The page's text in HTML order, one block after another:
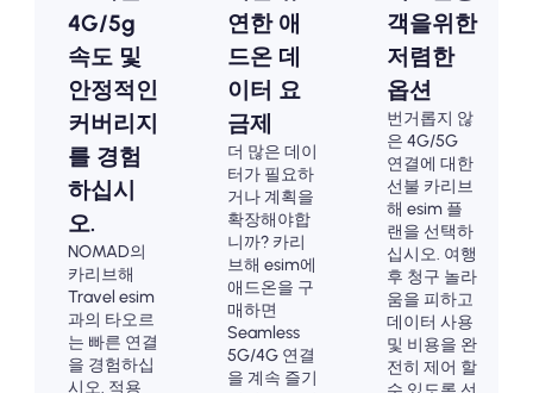
4G/5g
속도 및
안정적인
커버리지
를 경험
하십시
오.
NOMAD의
카리브해
Travel esim
과의 타오르
는 빠른 연결
을 경험하십
시오. 적용
연한 애
드온 데
이터 요
금제
더 많은 데이
터가 필요하
거나 계획을
확장해야합
니까? 카리
브해 esim에
애드온을 구
매하면
Seamless
5G/4G 연결
을 계속 즐기
객을위한
저렴한
옵션
번거롭지 않
은 4G/5G
연결에 대한
선불 카리브
해 esim 플
랜을 선택하
십시오. 여행
후 청구 놀라
움을 피하고
데이터 사용
및 비용을 완
전히 제어 할